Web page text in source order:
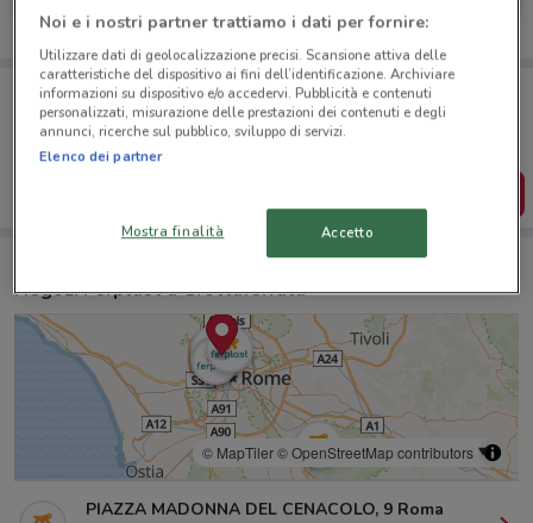
Porta DoveConviene sempre con te!
Puoi trovare le migliori offerte dei negozi vicino a te,
salvarle e creare la tua lista del risparmio, comodamente
dal tuo cellulare.
Negozi Ferplast a Grottaferrata
© MapTiler© OpenStreetMap contributors
PIAZZA MADONNA DEL CENACOLO, 9 Roma
Noi e i nostri partner trattiamo i dati per fornire:
Utilizzare dati di geolocalizzazione precisi. Scansione attiva delle
caratteristiche del dispositivo ai fini dell’identificazione. Archiviare
informazioni su dispositivo e/o accedervi. Pubblicità e contenuti
personalizzati, misurazione delle prestazioni dei contenuti e degli
annunci, ricerche sul pubblico, sviluppo di servizi.
Elenco dei partner
Mostra finalità Accetto